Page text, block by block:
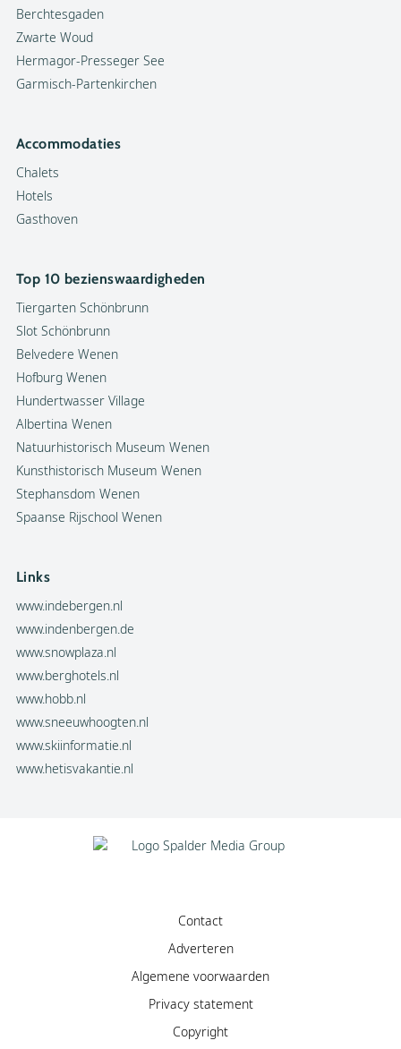
Berchtesgaden
Zwarte Woud
Hermagor-Presseger See
Garmisch-Partenkirchen
Accommodaties
Chalets
Hotels
Gasthoven
Top 10 bezienswaardigheden
Tiergarten Schönbrunn
Slot Schönbrunn
Belvedere Wenen
Hofburg Wenen
Hundertwasser Village
Albertina Wenen
Natuurhistorisch Museum Wenen
Kunsthistorisch Museum Wenen
Stephansdom Wenen
Spaanse Rijschool Wenen
Links
www.indebergen.nl
www.indenbergen.de
www.snowplaza.nl
www.berghotels.nl
www.hobb.nl
www.sneeuwhoogten.nl
www.skiinformatie.nl
www.hetisvakantie.nl
Contact
Adverteren
Algemene voorwaarden
Privacy statement
Copyright